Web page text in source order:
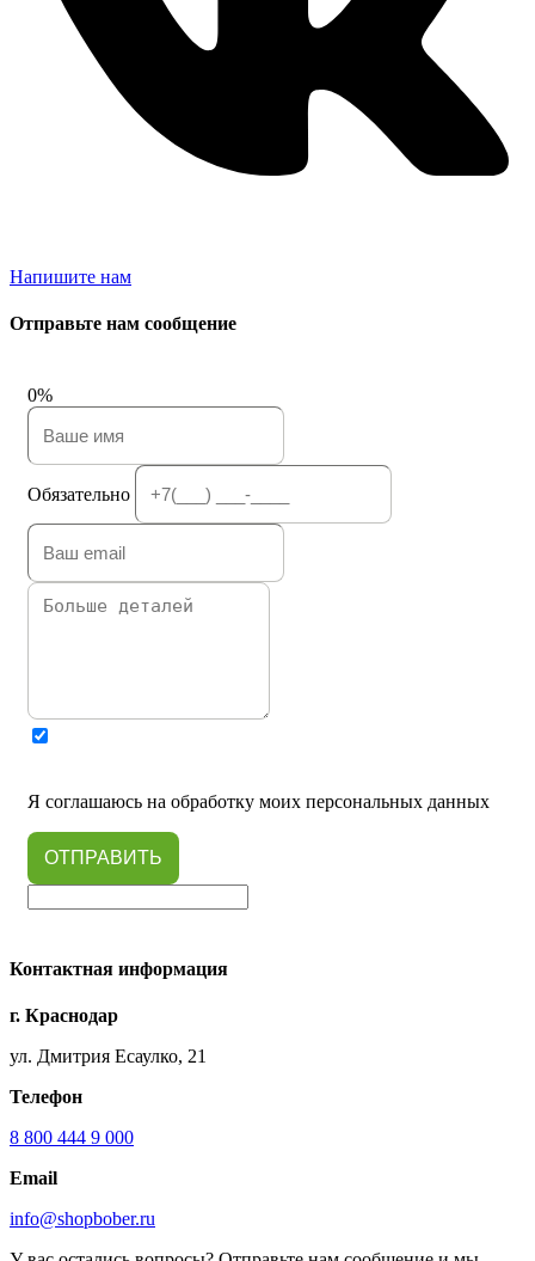
Напишите нам
Отправьте нам сообщение
0%
Обязательно
Я соглашаюсь на обработку моих персональных данных
ОТПРАВИТЬ
Контактная информация
г. Краснодар
ул. Дмитрия Есаулко, 21
Телефон
8 800 444 9 000
Email
info@shopbober.ru